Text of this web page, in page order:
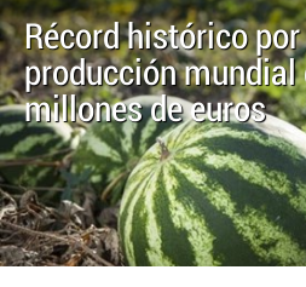
Récord histórico
producción mundial
millones de euros